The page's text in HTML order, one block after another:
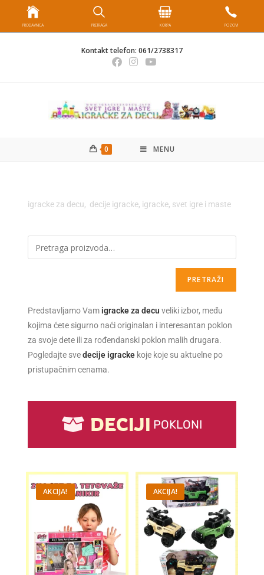
Kontakt telefon: 061/2738317
0 MENU
igracke za decu, decije igracke, igracke, svet igre i maste
PRETRAŽI
Predstavljamo Vam igracke za decu veliki izbor, među
kojima ćete sigurno naći originalan i interesantan poklon
za svoje dete ili za rođendanski poklon malih drugara.
Pogledajte svedecije igracke koje koje su aktuelne po
pristupačnim cenama.
DECIJI POKLONI
AKCIJA! AKCIJA!
PRODAVNICA PRETRAGA KORPA POZOVI